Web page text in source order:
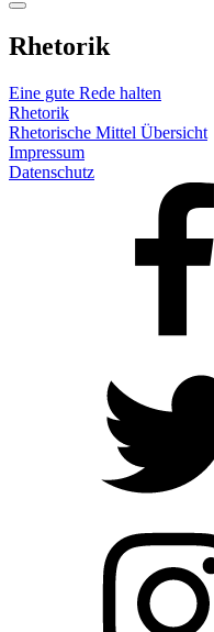
Rhetorik
Eine gute Rede halten
Rhetorik
Rhetorische Mittel Übersicht
Impressum
Datenschutz